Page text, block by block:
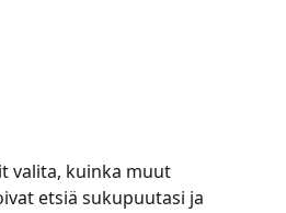
valita, kuinka muut
etsiä sukupuutasi ja